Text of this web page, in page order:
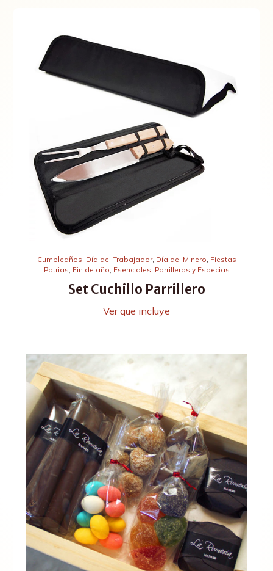
Cumpleaños Día del Trabajador, Día del Minero Fiestas
Patrias Fin de año Esenciales Parrilleras y Especias
Set Cuchillo Parrillero
Ver que incluye